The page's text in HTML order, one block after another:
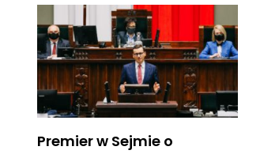
Premier w Sejmie o